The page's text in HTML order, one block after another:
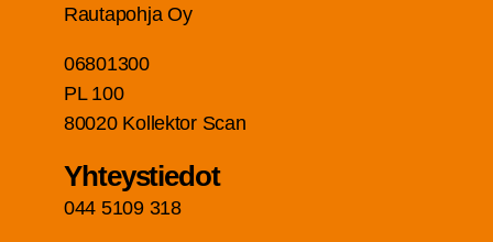
Rau­ta­poh­ja Oy
06801300
PL 100
80020 Kol­lek­tor Scan
Yhteys­tie­dot
044 5109 318